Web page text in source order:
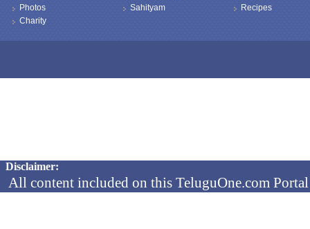
Photos
Charity
Sahityam
Recipes
Disclaimer:
All content included on this TeluguOne.com